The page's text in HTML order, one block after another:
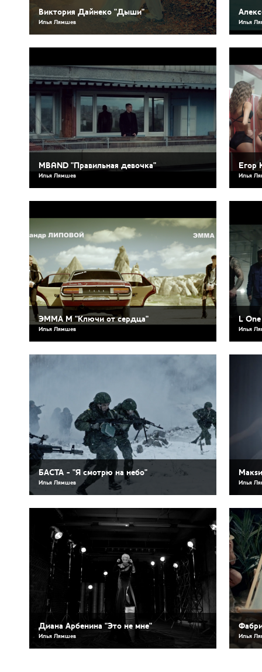
Виктория Дайнеко "Дыши"
Илья Лямшев Илья
MBAND "Правильная девочка"
Илья Лямшев
Егор
Илья
ЭММА М "Ключи от сердца"
Илья Лямшев
L
Илья
БАСТА - "Я смотрю на небо"
Илья Лямшев Илья
Диана Арбенина "Это не мне"
Илья Лямшев Илья